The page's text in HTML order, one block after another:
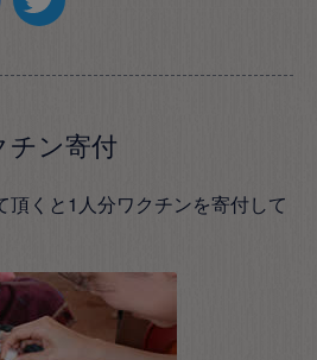
チン寄付
頂くと1人分ワクチンを寄付して